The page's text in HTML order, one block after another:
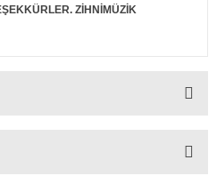
ZİHNİMÜZİK